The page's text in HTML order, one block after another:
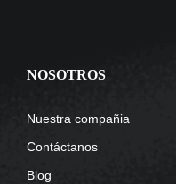
NOSOTROS
Nuestra compañia
Contáctanos
Blog